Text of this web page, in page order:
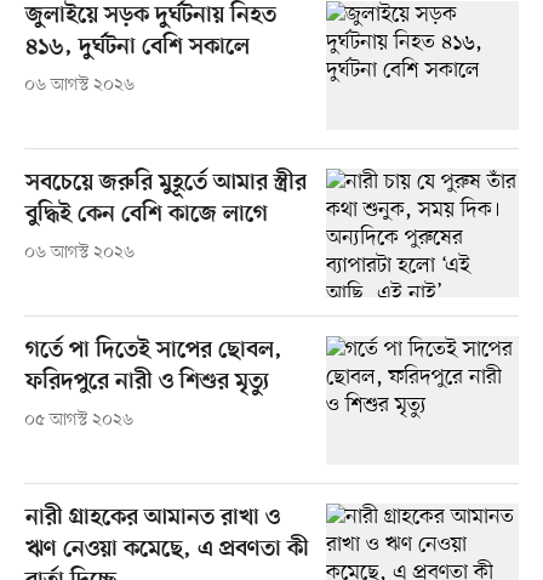
জুলাইয়ে সড়ক দুর্ঘটনায় নিহত
৪১৬, দুর্ঘটনা বেশি সকালে
০৬ আগস্ট ২০২৬
সবচেয়ে জরুরি মুহূর্তে আমার স্ত্রীর
বুদ্ধিই কেন বেশি কাজে লাগে
০৬ আগস্ট ২০২৬
গর্তে পা দিতেই সাপের ছোবল,
ফরিদপুরে নারী ও শিশুর মৃত্যু
০৫ আগস্ট ২০২৬
নারী গ্রাহকের আমানত রাখা ও
ঋণ নেওয়া কমেছে, এ প্রবণতা কী